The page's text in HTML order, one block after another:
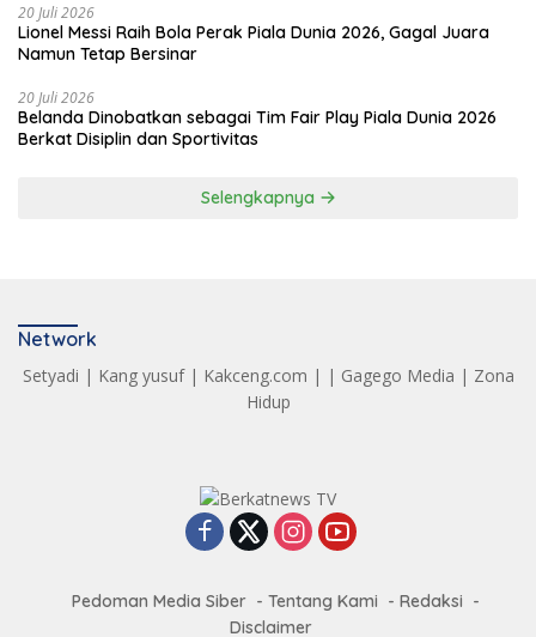
20 Juli 2026
Lionel Messi Raih Bola Perak Piala Dunia 2026, Gagal Juara
Namun Tetap Bersinar
20 Juli 2026
Belanda Dinobatkan sebagai Tim Fair Play Piala Dunia 2026
Berkat Disiplin dan Sportivitas
Selengkapnya
Network
Setyadi | Kang yusuf| Kakceng.com | | Gagego Media | Zona
Hidup
Pedoman Media Siber Tentang Kami
Redaksi
Disclaimer